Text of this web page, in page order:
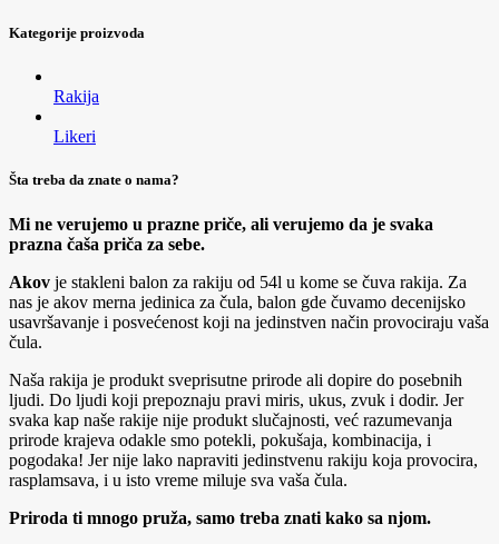
Kategorije proizvoda
Rakija
Likeri
Šta treba da znate o nama?
Mi ne verujemo u prazne priče, ali verujemo da je svaka
prazna čaša priča za sebe.
Akov je stakleni balon za rakiju od 54l u kome se čuva rakija. Za
nas je akov merna jedinica za čula, balon gde čuvamo decenijsko
usavršavanje i posvećenost koji na jedinstven način provociraju vaša
čula.
Naša rakija je produkt sveprisutne prirode ali dopire do posebnih
ljudi. Do ljudi koji prepoznaju pravi miris, ukus, zvuk i dodir. Jer
svaka kap naše rakije nije produkt slučajnosti, već razumevanja
prirode krajeva odakle smo potekli, pokušaja, kombinacija, i
pogodaka! Jer nije lako napraviti jedinstvenu rakiju koja provocira,
rasplamsava, i u isto vreme miluje sva vaša čula.
Priroda ti mnogo pruža, samo treba znati kako sa njom.